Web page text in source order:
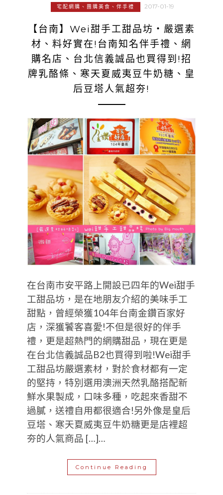
宅配網購、團購美食、伴手禮 2017-01-19
【台南】Wei甜手工甜品坊‧嚴選素
材、料好實在!台南知名伴手禮、網
購名店、台北信義誠品也買得到!招
牌乳酪條、寒天夏威夷豆牛奶糖、皇
后豆塔人氣超夯!
在台南市安平路上開設已四年的Wei甜手
工甜品坊，是在地朋友介紹的美味手工
甜點，曾經榮獲104年台南金鑽百家好
店，深獲饕客喜愛!不但是很好的伴手
禮，更是超熱門的網購甜品，現在更是
在台北信義誠品B2也買得到啦!Wei甜手
工甜品坊嚴選素材，對於食材都有一定
的堅持，特別選用澳洲天然乳酪搭配新
鮮水果製成，口味多種，吃起來香甜不
過膩，送禮自用都很適合!另外像是皇后
豆塔、寒天夏威夷豆牛奶糖更是店裡超
夯的人氣商品 […]…
Continue Reading